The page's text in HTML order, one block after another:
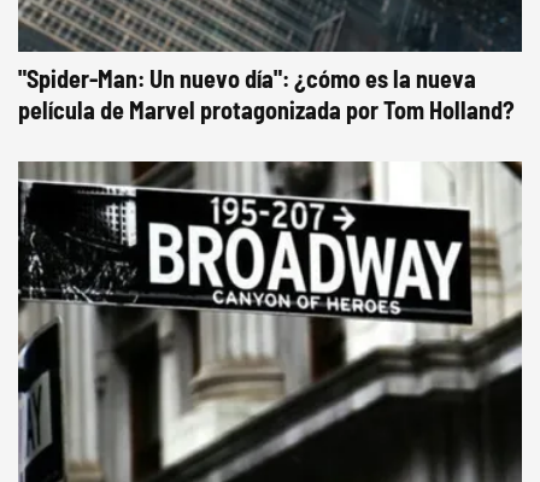
"Spider-Man: Un nuevo día": ¿cómo es la nueva
película de Marvel protagonizada por Tom Holland?